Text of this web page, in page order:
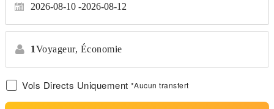
2026-08-10 2026-08-12
1Voyageur, Économie
Vols Directs Uniquement *Aucun transfert